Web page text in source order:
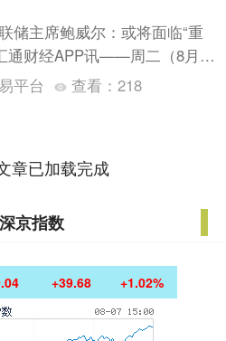
储主席鲍威尔：或将面临“重
通财经APP讯——周二（8月12
平台上发....
平台 查看： 218
章已加载完成
京指数
+39.68 +1.02%